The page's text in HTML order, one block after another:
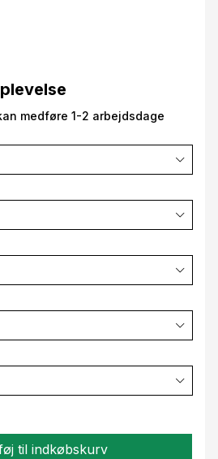
medføre 1-2 arbejdsdage
til indkøbskurv